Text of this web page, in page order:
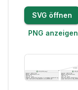
SVG öffnen
PNG anzeigen